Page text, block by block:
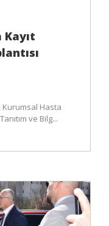
Kayıt
Kurumsal Hasta
ve Bilg...